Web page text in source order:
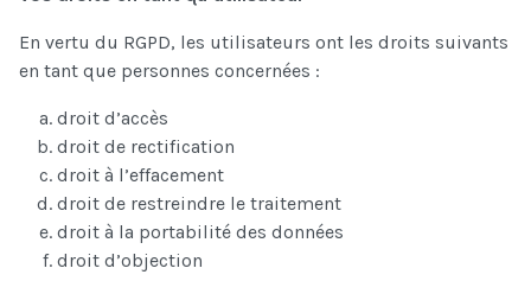
En vertu du RGPD, les utilisateurs ont les droits suivants
en tant que personnes concernées :
droit d’accès
droit de rectification
droit à l’effacement
droit de restreindre le traitement
droit à la portabilité des données
droit d’objection